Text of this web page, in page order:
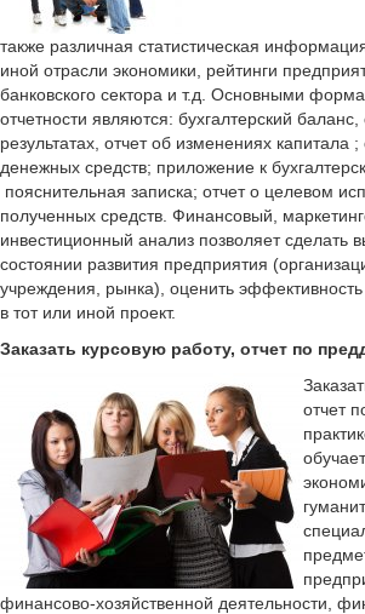
также различная статистическая
иной отрасли экономики, рейтинги
банковского сектора и т.д. Основными
отчетности являются: бухгалтерский
результатах, отчет об изменениях капитала
денежных средств; приложение к
пояснительная записка; отчет о целевом
полученных средств. Финансовый,
инвестиционный анализ позволяет сделать
состоянии развития предприятия
учреждения, рынка), оценить
в тот или иной проект.
Заказать курсовую работу, отчет по
отчет
финансово-хозяйственной деятельности,